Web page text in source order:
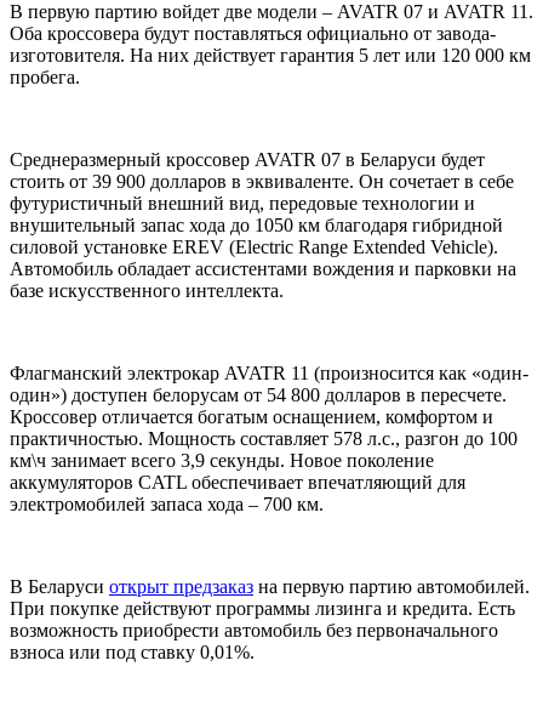
В первую партию войдет две модели – AVATR 07 и AVATR 11.
Оба кроссовера будут поставляться официально от завода-
изготовителя. На них действует гарантия 5 лет или 120 000 км
пробега.
Среднеразмерный кроссовер AVATR 07 в Беларуси будет
стоить от 39 900 долларов в эквиваленте. Он сочетает в себе
футуристичный внешний вид, передовые технологии и
внушительный запас хода до 1050 км благодаря гибридной
силовой установке EREV (Electric Range Extended Vehicle).
Автомобиль обладает ассистентами вождения и парковки на
базе искусственного интеллекта.
Флагманский электрокар AVATR 11 (произносится как «один-
один») доступен белорусам от 54 800 долларов в пересчете.
Кроссовер отличается богатым оснащением, комфортом и
практичностью. Мощность составляет 578 л.с., разгон до 100
км\ч занимает всего 3,9 секунды. Новое поколение
аккумуляторов CATL обеспечивает впечатляющий для
электромобилей запаса хода – 700 км.
В Беларуси открыт предзаказ на первую партию автомобилей.
При покупке действуют программы лизинга и кредита. Есть
возможность приобрести автомобиль без первоначального
взноса или под ставку 0,01%.